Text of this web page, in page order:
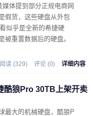
体提到部分正规电商网
假货，这些硬盘从外包
似乎是全新的希捷硬
被重置数据后的硬盘。
阅读 (329) 评论 (0) 详细内容
酷狼Pro 30TB上架开卖
最大的机械硬盘，酷狼P